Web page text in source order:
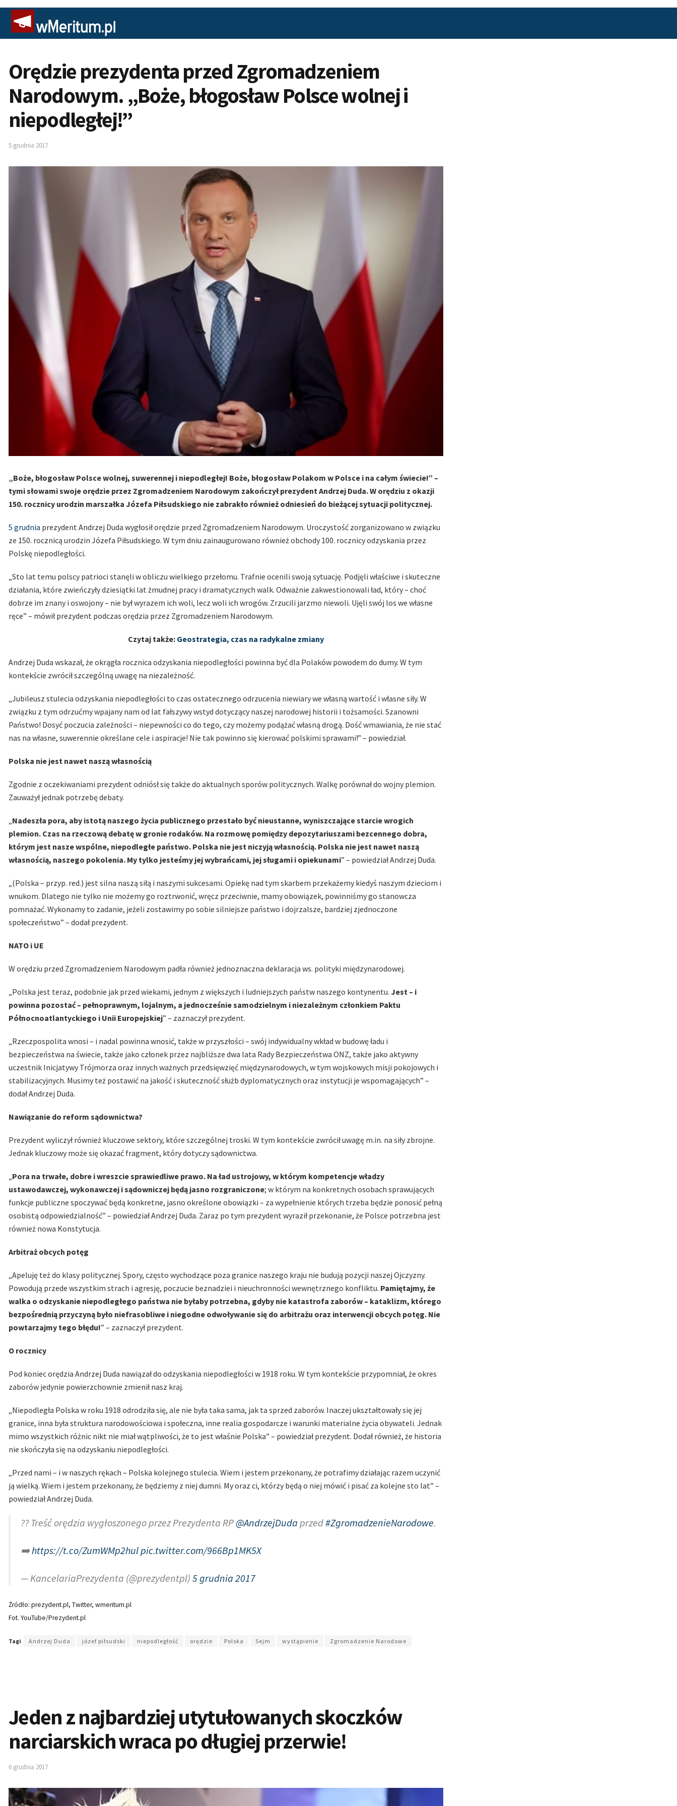
Orędzie prezydenta przed Zgromadzeniem
Narodowym. „Boże, błogosław Polsce wolnej i
niepodległej!”
5 grudnia 2017
„Boże, błogosław Polsce wolnej, suwerennej i niepodległej! Boże, błogosław Polakom w Polsce i na całym świecie!” –
tymi słowami swoje orędzie przez Zgromadzeniem Narodowym zakończył prezydent Andrzej Duda. W orędziu z okazji
150. rocznicy urodzin marszałka Józefa Piłsudskiego nie zabrakło również odniesień do bieżącej sytuacji politycznej.
5 grudnia prezydent Andrzej Duda wygłosił orędzie przed Zgromadzeniem Narodowym. Uroczystość zorganizowano w związku
ze 150. rocznicą urodzin Józefa Piłsudskiego. W tym dniu zainaugurowano również obchody 100. rocznicy odzyskania przez
Polskę niepodległości.
„Sto lat temu polscy patrioci stanęli w obliczu wielkiego przełomu. Trafnie ocenili swoją sytuację. Podjęli właściwe i skuteczne
działania, które zwieńczyły dziesiątki lat żmudnej pracy i dramatycznych walk. Odważnie zakwestionowali ład, który – choć
dobrze im znany i oswojony – nie był wyrazem ich woli, lecz woli ich wrogów. Zrzucili jarzmo niewoli. Ujęli swój los we własne
ręce” – mówił prezydent podczas orędzia przez Zgromadzeniem Narodowym.
Czytaj także: Geostrategia, czas na radykalne zmiany
Andrzej Duda wskazał, że okrągła rocznica odzyskania niepodległości powinna być dla Polaków powodem do dumy. W tym
kontekście zwrócił szczególną uwagę na niezależność.
„Jubileusz stulecia odzyskania niepodległości to czas ostatecznego odrzucenia niewiary we własną wartość i własne siły. W
związku z tym odrzućmy wpajany nam od lat fałszywy wstyd dotyczący naszej narodowej historii i tożsamości. Szanowni
Państwo! Dosyć poczucia zależności – niepewności co do tego, czy możemy podążać własną drogą. Dość wmawiania, że nie stać
nas na własne, suwerennie określane cele i aspiracje! Nie tak powinno się kierować polskimi sprawami!” – powiedział.
Polska nie jest nawet naszą własnością
Zgodnie z oczekiwaniami prezydent odniósł się także do aktualnych sporów politycznych. Walkę porównał do wojny plemion.
Zauważył jednak potrzebę debaty.
Nadeszła pora, aby istotą naszego życia publicznego przestało być nieustanne, wyniszczające starcie wrogich
plemion. Czas na rzeczową debatę w gronie rodaków. Na rozmowę pomiędzy depozytariuszami bezcennego dobra,
którym jest nasze wspólne, niepodległe państwo. Polska nie jest niczyją własnością. Polska nie jest nawet naszą
własnością, naszego pokolenia. My tylko jesteśmy jej wybrańcami, jej sługami i opiekunami” – powiedział Andrzej Duda.
„(Polska – przyp. red.) jest silna naszą siłą i naszymi sukcesami. Opiekę nad tym skarbem przekażemy kiedyś naszym dzieciom i
wnukom. Dlatego nie tylko nie możemy go roztrwonić, wręcz przeciwnie, mamy obowiązek, powinniśmy go stanowcza
pomnażać. Wykonamy to zadanie, jeżeli zostawimy po sobie silniejsze państwo i dojrzalsze, bardziej zjednoczone
społeczeństwo” – dodał prezydent.
NATO i UE
W orędziu przed Zgromadzeniem Narodowym padła również jednoznaczna deklaracja ws. polityki międzynarodowej.
„Polska jest teraz, podobnie jak przed wiekami, jednym z większych i ludniejszych państw naszego kontynentu. Jest – i
powinna pozostać – pełnoprawnym, lojalnym, a jednocześnie samodzielnym i niezależnym członkiem Paktu
Północnoatlantyckiego i Unii Europejskiej” – zaznaczył prezydent.
„Rzeczpospolita wnosi – i nadal powinna wnosić, także w przyszłości – swój indywidualny wkład w budowę ładu i
bezpieczeństwa na świecie, także jako członek przez najbliższe dwa lata Rady Bezpieczeństwa ONZ, także jako aktywny
uczestnik Inicjatywy Trójmorza oraz innych ważnych przedsięwzięć międzynarodowych, w tym wojskowych misji pokojowych i
stabilizacyjnych. Musimy też postawić na jakość i skuteczność służb dyplomatycznych oraz instytucji je wspomagających” –
dodał Andrzej Duda.
Nawiązanie do reform sądownictwa?
Prezydent wyliczył również kluczowe sektory, które szczególnej troski. W tym kontekście zwrócił uwagę m.in. na siły zbrojne.
Jednak kluczowy może się okazać fragment, który dotyczy sądownictwa.
Pora na trwałe, dobre i wreszcie sprawiedliwe prawo. Na ład ustrojowy, w którym kompetencje władzy
ustawodawczej, wykonawczej i sądowniczej będą jasno rozgraniczone; w którym na konkretnych osobach sprawujących
funkcje publiczne spoczywać będą konkretne, jasno określone obowiązki – za wypełnienie których trzeba będzie ponosić pełną
osobistą odpowiedzialność” – powiedział Andrzej Duda. Zaraz po tym prezydent wyraził przekonanie, że Polsce potrzebna jest
również nowa Konstytucja.
Arbitraż obcych potęg
„Apeluję też do klasy politycznej. Spory, często wychodzące poza granice naszego kraju nie budują pozycji naszej Ojczyzny.
Powodują przede wszystkim strach i agresję, poczucie beznadziei i nieuchronności wewnętrznego konfliktu. Pamiętajmy, że
walka o odzyskanie niepodległego państwa nie byłaby potrzebna, gdyby nie katastrofa zaborów – kataklizm, którego
bezpośrednią przyczyną było niefrasobliwe i niegodne odwoływanie się do arbitrażu oraz interwencji obcych potęg. Nie
powtarzajmy tego błędu!” – zaznaczył prezydent.
O rocznicy
Pod koniec orędzia Andrzej Duda nawiązał do odzyskania niepodległości w 1918 roku. W tym kontekście przypomniał, że okres
zaborów jedynie powierzchownie zmienił nasz kraj.
„Niepodległa Polska w roku 1918 odrodziła się, ale nie była taka sama, jak ta sprzed zaborów. Inaczej ukształtowały się jej
granice, inna była struktura narodowościowa i społeczna, inne realia gospodarcze i warunki materialne życia obywateli. Jednak
mimo wszystkich różnic nikt nie miał wątpliwości, że to jest właśnie Polska” – powiedział prezydent. Dodał również, że historia
nie skończyła się na odzyskaniu niepodległości.
„Przed nami – i w naszych rękach – Polska kolejnego stulecia. Wiem i jestem przekonany, że potrafimy działając razem uczynić
ją wielką. Wiem i jestem przekonany, że będziemy z niej dumni. My oraz ci, którzy będą o niej mówić i pisać za kolejne sto lat” –
powiedział Andrzej Duda.
?? Treść orędzia wygłoszonego przez Prezydenta RP @AndrzejDuda przed#ZgromadzenieNarodowe.
➡️https://t.co/ZumWMp2hulpic.twitter.com/966Bp1MK5X
— KancelariaPrezydenta (@prezydentpl) 5 grudnia 2017
Źródło: prezydent.pl, Twitter, wmeritum.pl
Fot. YouTube/Prezydent.pl
Tagi Andrzej Duda józef piłsudski niepodległość orędzie Polska Sejm wystąpienie Zgromadzenie Narodowe
Jeden z najbardziej utytułowanych skoczków
narciarskich wraca po długiej przerwie!
6 grudnia 2017